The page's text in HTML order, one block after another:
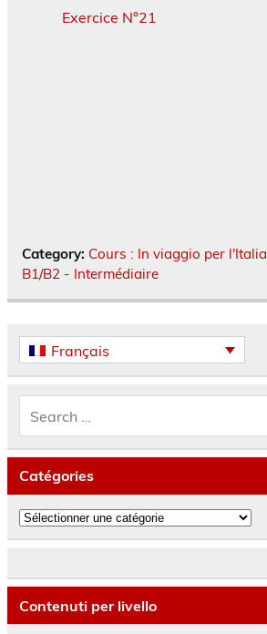
Exercice N°21
Category: Cours : In viaggio per l'Italia
B1/B2 - Intermédiaire
Français
Catégories
Catégories
Contenuti per livello